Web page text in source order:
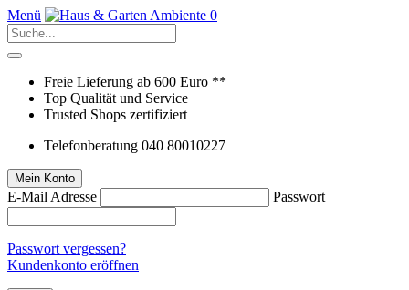
Menü 0
Freie Lieferung ab 600 Euro **
Top Qualität und Service
Trusted Shops zertifiziert
Telefonberatung 040 80010227
Mein Konto
E-Mail Adresse Passwort
Passwort vergessen?
Kundenkonto eröffnen